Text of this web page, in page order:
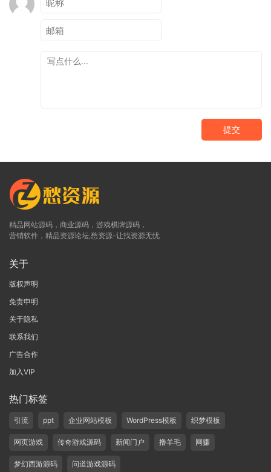
提交
精品网站源码，商业源码，游戏棋牌源码，
营销软件，精品资源论坛,愁资源-让找资源无忧
关于
版权声明
免责申明
关于隐私
联系我们
广告合作
加入VIP
热门标签
引流 ppt 企业网站模板 WordPress模板 织梦模板
网页游戏 传奇游戏源码 新闻门户 撸羊毛 网赚
梦幻西游源码 问道游戏源码